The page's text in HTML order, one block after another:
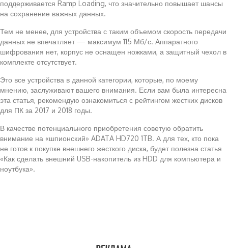
поддерживается Ramp Loading, что значительно повышает шансы
на сохранение важных данных.
Тем не менее, для устройства с таким объемом скорость передачи
данных не впечатляет — максимум 115 Мб/с. Аппаратного
шифрования нет, корпус не оснащен ножками, а защитный чехол в
комплекте отсутствует.
Это все устройства в данной категории, которые, по моему
мнению, заслуживают вашего внимания. Если вам была интересна
эта статья, рекомендую ознакомиться с рейтингом жестких дисков
для ПК за 2017 и 2018 годы.
В качестве потенциального приобретения советую обратить
внимание на «шпионский» ADATA HD720 1TB. А для тех, кто пока
не готов к покупке внешнего жесткого диска, будет полезна статья
«Как сделать внешний USB-накопитель из HDD для компьютера и
ноутбука».